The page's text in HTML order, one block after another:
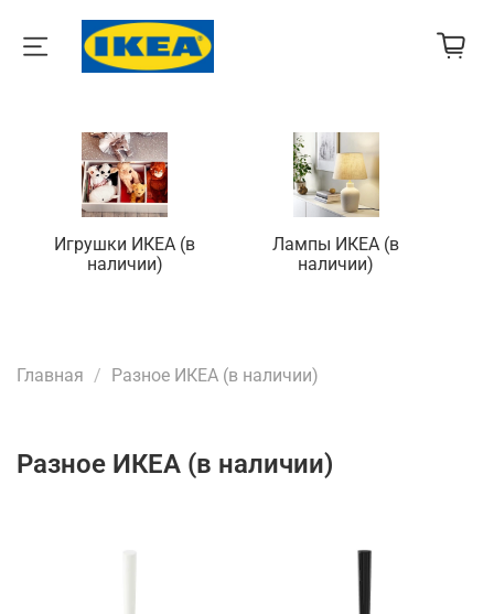
Игрушки ИКЕА (в
наличии)
Лампы ИКЕА (в
наличии)
Главная Разное ИКЕА (в наличии)
Разное ИКЕА (в наличии)